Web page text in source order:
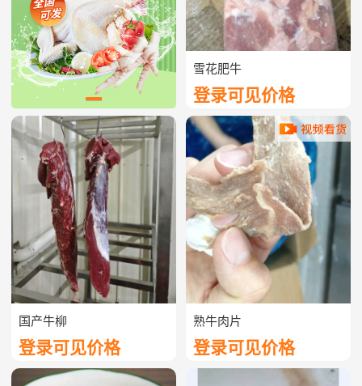
国产牛柳
登录可见价格
雪花肥牛
登录可见价格
熟牛肉片
登录可见价格